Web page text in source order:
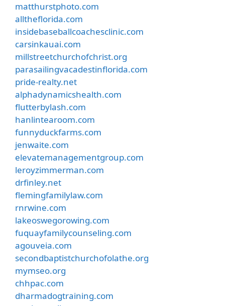
matthurstphoto.com
alltheflorida.com
insidebaseballcoachesclinic.com
carsinkauai.com
millstreetchurchofchrist.org
parasailingvacadestinflorida.com
pride-realty.net
alphadynamicshealth.com
flutterbylash.com
hanlintearoom.com
funnyduckfarms.com
jenwaite.com
elevatemanagementgroup.com
leroyzimmerman.com
drfinley.net
flemingfamilylaw.com
rnrwine.com
lakeoswegorowing.com
fuquayfamilycounseling.com
agouveia.com
secondbaptistchurchofolathe.org
mymseo.org
chhpac.com
dharmadogtraining.com